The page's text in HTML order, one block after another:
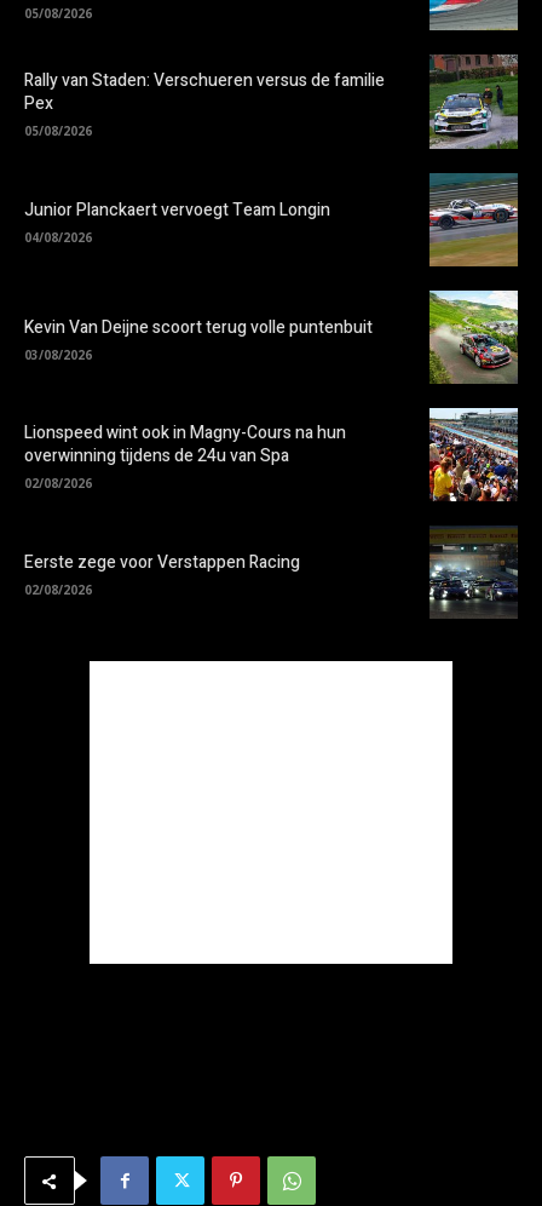
05/08/2026
Rally van Staden: Verschueren versus de familie
Pex
05/08/2026
Junior Planckaert vervoegt Team Longin
04/08/2026
Kevin Van Deijne scoort terug volle puntenbuit
03/08/2026
Lionspeed wint ook in Magny-Cours na hun
overwinning tijdens de 24u van Spa
02/08/2026
Eerste zege voor Verstappen Racing
02/08/2026